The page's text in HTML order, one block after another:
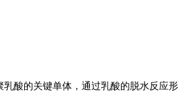
酸的关键单体，通过乳酸的脱水反应形